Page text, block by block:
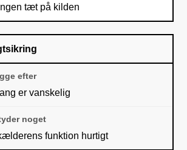
tæt på kilden
er vanskelig
funktion hurtigt